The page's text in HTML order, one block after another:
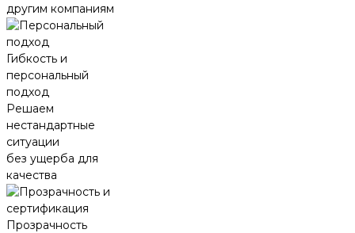
другим компаниям
Гибкость и
персональный
подход
Решаем
нестандартные
ситуации
без ущерба для
качества
Прозрачность